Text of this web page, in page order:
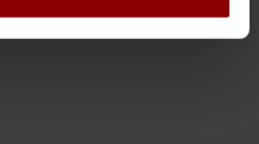
de agua y los costes